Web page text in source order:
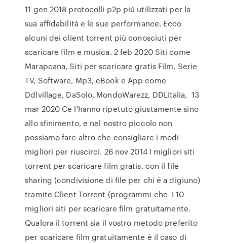
11 gen 2018 protocolli p2p più utilizzati per la
sua affidabilità e le sue performance. Ecco
alcuni dei client torrent più conosciuti per
scaricare film e musica. 2 feb 2020 Siti come
Marapcana, Siti per scaricare gratis Film, Serie
TV, Software, Mp3, eBook e App come
Ddlvillage, DaSolo, MondoWarezz, DDLItalia, 13
mar 2020 Ce l'hanno ripetuto giustamente sino
allo sfinimento, e nel nostro piccolo non
possiamo fare altro che consigliare i modi
migliori per riuscirci. 26 nov 2014 I migliori siti
torrent per scaricare film gratis, con il file
sharing (condivisione di file per chi è a digiuno)
tramite Client Torrent (programmi che I 10
migliori siti per scaricare film gratuitamente.
Qualora il torrent sia il vostro metodo preferito
per scaricare film gratuitamente è il caso di